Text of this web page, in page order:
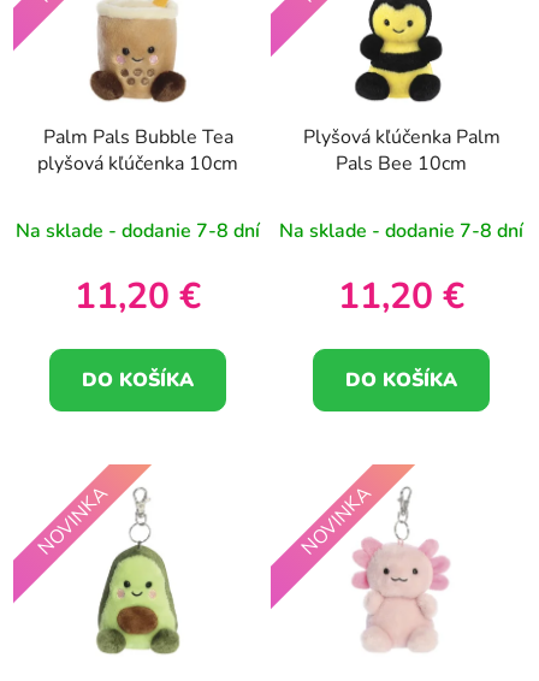
e
p
t
i
s
k
Palm Pals Bubble Tea
plyšová kľúčenka 10cm
Na sklade - dodanie 7-8 dní
11,20 €
DO KOŠÍKA
Plyšová kľúčenka Palm
Pals Bee 10cm
Na sklade - dodanie 7-8 dní
11,20 €
DO KOŠÍKA
NOVINKA NOVINKA